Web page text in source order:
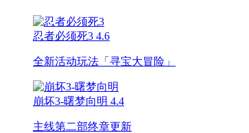
忍者必须死3 4.6
全新活动玩法「寻宝大冒险」
崩坏3-曙梦向明 4.4
主线第二部终章更新